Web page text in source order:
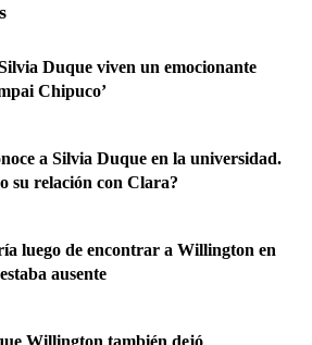
Duque viven un emocionante
Chipuco’
a Silvia Duque en la universidad.
su relación con Clara?
luego de encontrar a Willington en
ausente